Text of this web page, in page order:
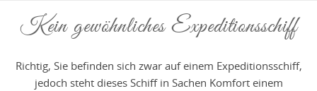
Kein gewöhnliches Expeditionsschiff
Richtig, Sie befinden sich zwar auf einem Expeditionsschiff,
jedoch steht dieses Schiff in Sachen Komfort einem